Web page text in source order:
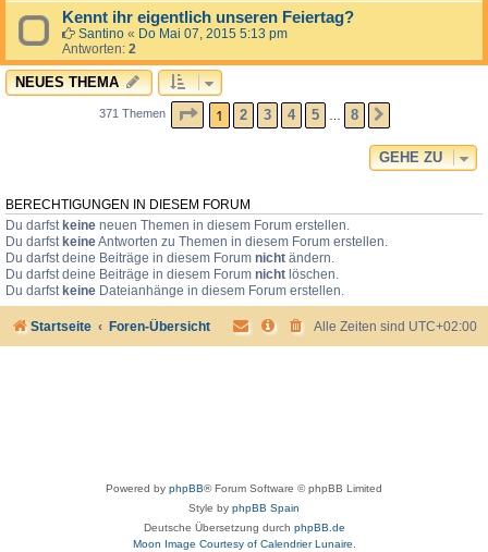
Kennt ihr eigentlich unseren Feiertag?
Santino « Do Mai 07, 2015 5:13 pm
Antworten: 2
NEUES THEMA
371 Themen SEITE1 VON8
1 2 3 4 5 8
GEHE ZU
BERECHTIGUNGEN IN DIESEM FORUM
Du darfst keine neuen Themen in diesem Forum erstellen.
Du darfst keineAntworten zu Themen in diesem Forum erstellen.
Du darfst deine Beiträge in diesem Forum nicht ändern.
Du darfst deine Beiträge in diesem Forum nicht löschen.
Du darfst keine Dateianhänge in diesem Forum erstellen.
Startseite Foren-Übersicht Alle Zeiten sind UTC+02:00
Powered by phpBB® Forum Software © phpBB Limited
Style by phpBB Spain
Deutsche Übersetzung durch phpBB.de
Moon Image Courtesy of Calendrier Lunaire.